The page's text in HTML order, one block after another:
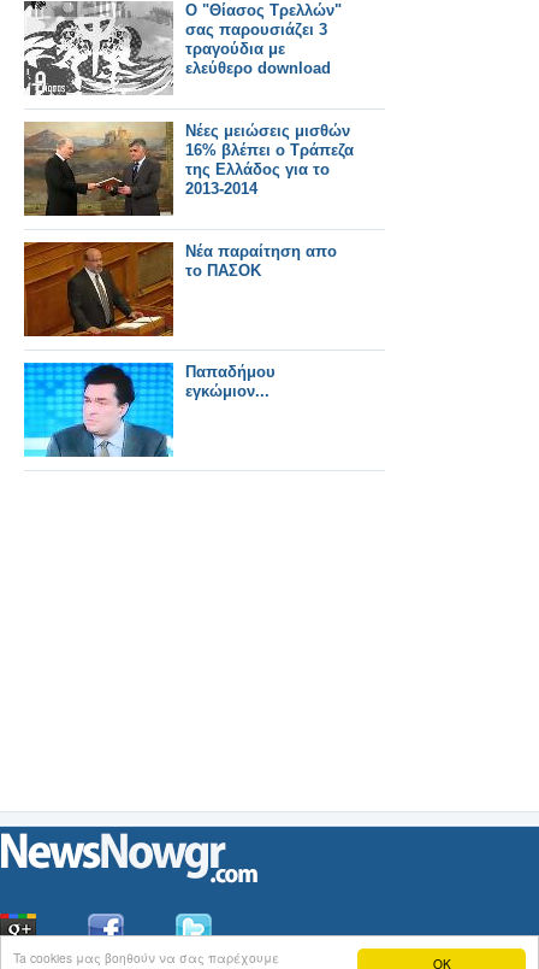
OK
Ta cookies μας βοηθούν να σας παρέχουμε
Ο "Θίασος Τρελλών"
σας παρουσιάζει 3
τραγούδια με
ελεύθερο download
Νέες μειώσεις μισθών
16% βλέπει ο Τράπεζα
της Ελλάδος για το
2013-2014
Νέα παραίτηση απο
το ΠΑΣΟΚ
Παπαδήμου
εγκώμιον...